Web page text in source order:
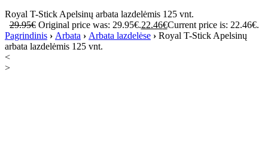
Royal T-Stick Apelsinų arbata lazdelėmis 125 vnt.
29.95€ Original price was: 29.95€.22.46€Current price is: 22.46€.
Pagrindinis › Arbata › Arbata lazdelėse › Royal T-Stick Apelsinų
arbata lazdelėmis 125 vnt.
<
>